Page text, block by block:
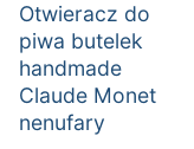
Otwieracz do
piwa butelek
handmade
Claude Monet
nenufary